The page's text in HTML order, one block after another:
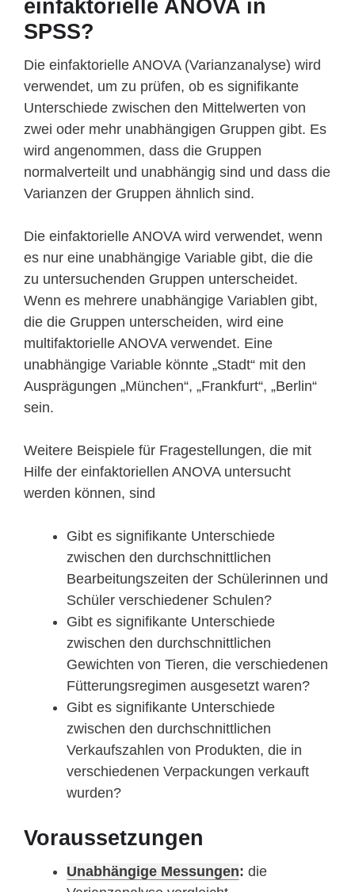
einfaktorielle ANOVA in
SPSS?
Die einfaktorielle ANOVA (Varianzanalyse) wird
verwendet, um zu prüfen, ob es signifikante
Unterschiede zwischen den Mittelwerten von
zwei oder mehr unabhängigen Gruppen gibt. Es
wird angenommen, dass die Gruppen
normalverteilt und unabhängig sind und dass die
Varianzen der Gruppen ähnlich sind.
Die einfaktorielle ANOVA wird verwendet, wenn
es nur eine unabhängige Variable gibt, die die
zu untersuchenden Gruppen unterscheidet.
Wenn es mehrere unabhängige Variablen gibt,
die die Gruppen unterscheiden, wird eine
multifaktorielle ANOVA verwendet. Eine
unabhängige Variable könnte „Stadt“ mit den
Ausprägungen „München“, „Frankfurt“, „Berlin“
sein.
Weitere Beispiele für Fragestellungen, die mit
Hilfe der einfaktoriellen ANOVA untersucht
werden können, sind
Gibt es signifikante Unterschiede
zwischen den durchschnittlichen
Bearbeitungszeiten der Schülerinnen und
Schüler verschiedener Schulen?
Gibt es signifikante Unterschiede
zwischen den durchschnittlichen
Gewichten von Tieren, die verschiedenen
Fütterungsregimen ausgesetzt waren?
Gibt es signifikante Unterschiede
zwischen den durchschnittlichen
Verkaufszahlen von Produkten, die in
verschiedenen Verpackungen verkauft
wurden?
Voraussetzungen
Unabhängige Messungen: die